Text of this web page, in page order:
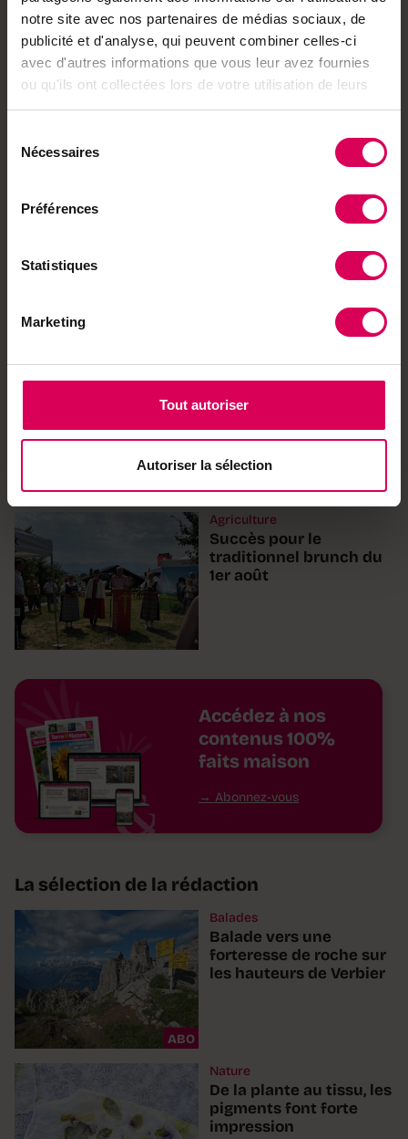
notre site avec nos partenaires de médias sociaux, de
publicité et d'analyse, qui peuvent combiner celles-ci
avec d'autres informations que vous leur avez fournies
ou qu'ils ont collectées lors de votre utilisation de leurs
services.
Nécessaires
Préférences
Statistiques
Marketing
Tout autoriser
Autoriser la sélection
Un inventeur biennois
Nature
L'approvisionnement en
malgré la canicule
Agriculture
Succès pour le
traditionnel brunch du
1er août
Accédez à nos
contenus 100%
faits maison
Abonnez-vous
La sélection de la rédaction
ABO
Balades
Balade vers une
forteresse de roche sur
les hauteurs de Verbier
Nature
De la plante au tissu, les
pigments font forte
impression